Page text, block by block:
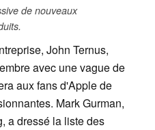
de nouveaux
John Ternus,
avec une vague de
aux fans d'Apple de
Mark Gurman,
a dressé la liste des